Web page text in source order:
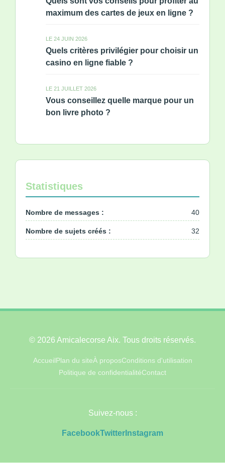
maximum des cartes de jeux en ligne ?
LE 24 JUIN 2026
Quels critères privilégier pour choisir un
casino en ligne fiable ?
LE 21 JUILLET 2026
Vous conseillez quelle marque pour un
bon livre photo ?
Statistiques
Nombre de messages : 40
Nombre de sujets créés : 32
© 2026 Amicalecorse Aix. Tous droits réservés.
AccueilPlan du siteÀ proposConditions d'utilisation
Politique de confidentialitéContact
Suivez-nous :
FacebookTwitter Instagram